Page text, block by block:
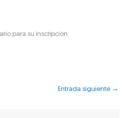
para su inscripción
Entrada siguiente →